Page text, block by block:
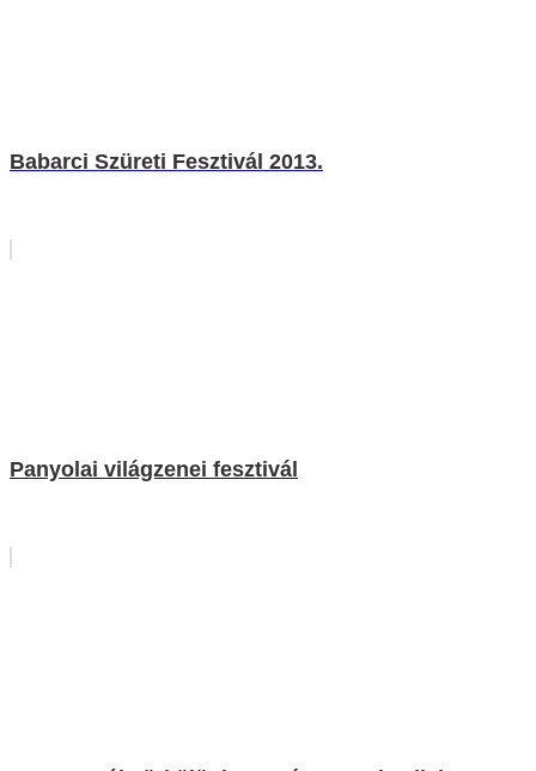
Babarci Szüreti Fesztivál 2013.
Panyolai világzenei fesztivál